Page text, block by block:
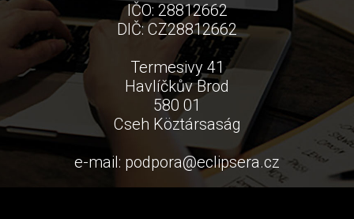
IČO: 28812662
DIČ: CZ28812662
Termesivy 41
Havlíčkův Brod
580 01
Cseh Köztársaság
e-mail: podpora@eclipsera.cz